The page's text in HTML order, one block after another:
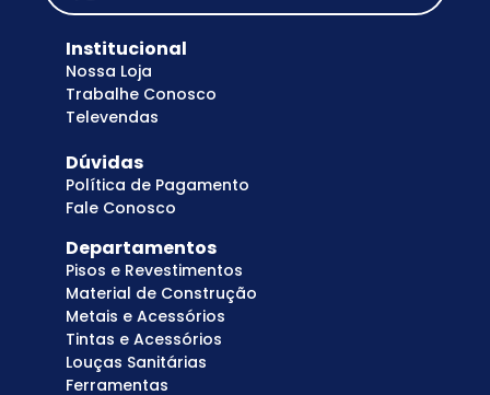
Institucional
Nossa Loja
Trabalhe Conosco
Televendas
Dúvidas
Política de Pagamento
Fale Conosco
Departamentos
Pisos e Revestimentos
Material de Construção
Metais e Acessórios
Tintas e Acessórios
Louças Sanitárias
Ferramentas